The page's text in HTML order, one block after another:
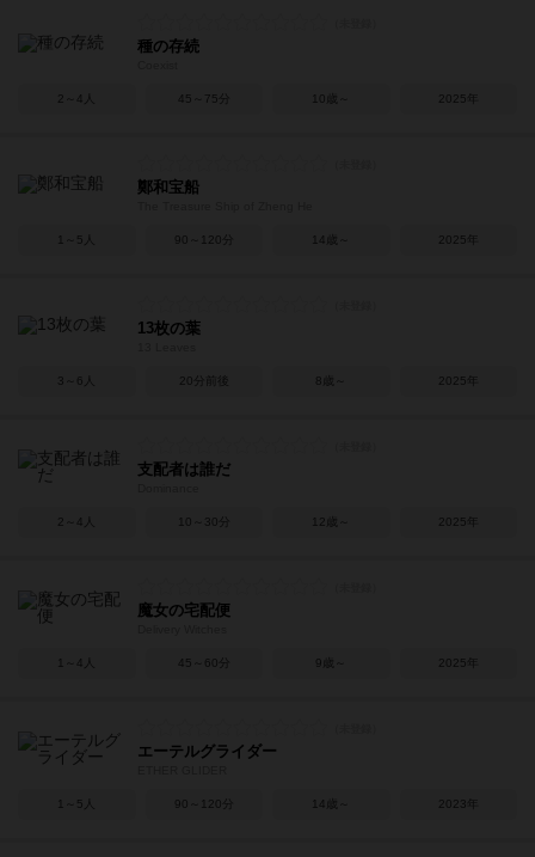
種の存続
2～4人 45～75分 10歳～ 2025年
鄭和宝船
1～5人 90～120分 14歳～ 2025年
13枚の葉
3～6人 20分前後 8歳～ 2025年
支配者は誰だ
2～4人 10～30分 12歳～ 2025年
魔女の宅配便
1～4人 45～60分 9歳～ 2025年
エーテルグライダー
1～5人 90～120分 14歳～ 2023年